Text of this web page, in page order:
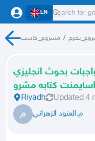
EN
مشروع_حاسب /
بحوث انجليزي
اسايمنت كتابه مشرو
Riyadh Updated 4
م م.العنود الزهراني